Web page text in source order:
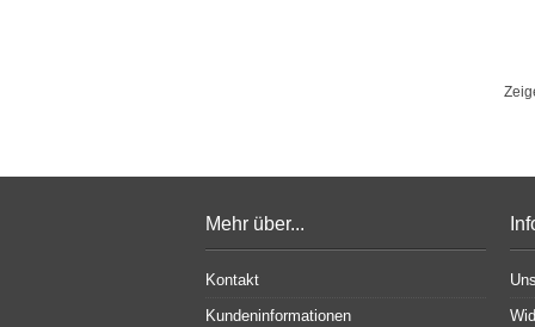
Mehr über...
Kontakt
Kundeninformationen